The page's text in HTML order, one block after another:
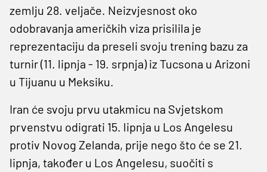
zemlju 28. veljače. Neizvjesnost oko
odobravanja američkih viza prisilila je
reprezentaciju da preseli svoju trening bazu za
turnir (11. lipnja - 19. srpnja) iz Tucsona u Arizoni
u Tijuanu u Meksiku.
Iran će svoju prvu utakmicu na Svjetskom
prvenstvu odigrati 15. lipnja u Los Angelesu
protiv Novog Zelanda, prije nego što će se 21.
lipnja, također u Los Angelesu, suočiti s